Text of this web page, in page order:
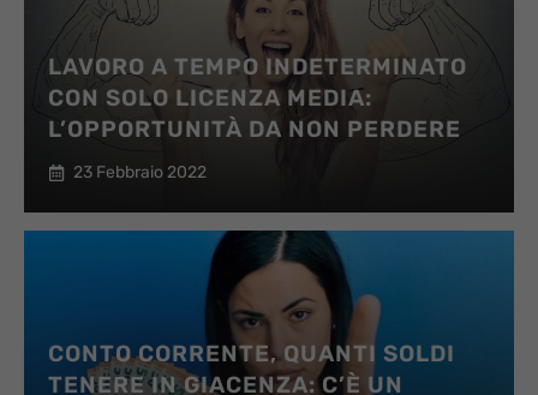
LAVORO A TEMPO INDETERMINATO
CON SOLO LICENZA MEDIA:
L’OPPORTUNITÀ DA NON PERDERE
23 Febbraio 2022
CONTO CORRENTE, QUANTI SOLDI
TENERE IN GIACENZA: C’È UN